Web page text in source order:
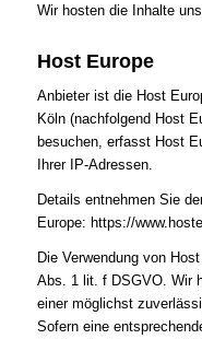
Wir hosten die Inhalte
Host Europe
Anbieter ist die Host
Köln (nachfolgend Host
besuchen, erfasst Host
Ihrer IP-Adressen.
Details entnehmen Sie
Europe: https://
Die Verwendung von
Abs. 1 lit. f DSGVO. Wir
einer möglichst
Sofern eine